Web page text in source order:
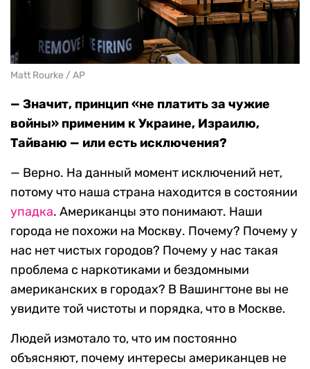
Matt Rourke / AP
— Значит, принцип «не платить за чужие
войны» применим к Украине, Израилю,
Тайваню — или есть исключения?
— Верно. На данный момент исключений нет,
потому что наша страна находится в состоянии
упадка. Американцы это понимают. Наши
города не похожи на Москву. Почему? Почему у
нас нет чистых городов? Почему у нас такая
проблема с наркотиками и бездомными
американских в городах? В Вашингтоне вы не
увидите той чистоты и порядка, что в Москве.
Людей измотало то, что им постоянно
объясняют, почему интересы американцев не